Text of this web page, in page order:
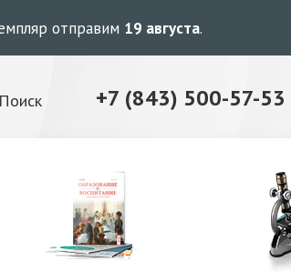
отправим 19 августа.
Поиск +7 (843) 500-57-53